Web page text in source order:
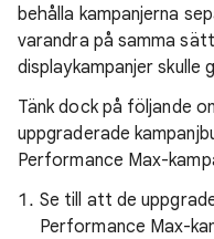
behålla kampanjerna
varandra på samma
displaykampanjer skulle
Tänk dock på följande
uppgraderade
Performance Max-
Se till att de
Performance Max-